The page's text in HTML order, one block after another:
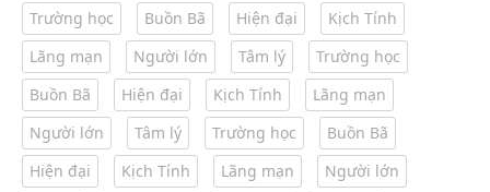
Trường học
Buồn Bã Hiện đại
Kịch Tính
Lãng mạn
Người lớn Tâm lý
Trường học
Buồn Bã
Hiện đại Kịch Tính
Lãng mạn
Người lớn
Tâm lý Trường học
Buồn Bã
Hiện đại
Kịch Tính Lãng mạn
Người lớn